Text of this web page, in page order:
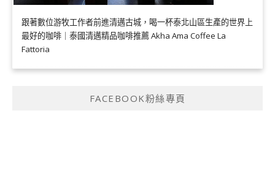
跟著數位游牧工作者前進清邁古城，喝一杯泰北山區生產的世界上
最好的咖啡｜泰國清邁精品咖啡推薦 Akha Ama Coffee La
Fattoria
FACEBOOK粉絲專頁